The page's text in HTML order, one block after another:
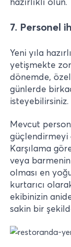
7. Personel
Yeni yıla
yetişmekte
dönemde,
günlerde
isteyebilirsiniz.
Mevcut
güçlendirmeyi
Karşılama
veya
olması en
kurtarıcı
ekibinizin
sakin bir